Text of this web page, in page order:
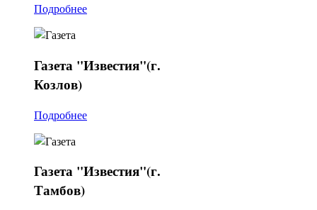
Подробнее
Газета "Известия"(г.
Козлов)
Подробнее
Газета "Известия"(г.
Тамбов)